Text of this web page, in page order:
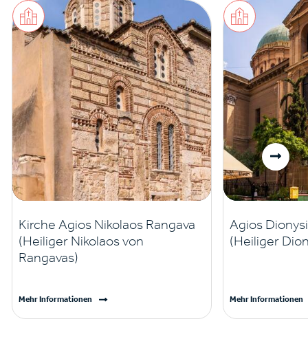
Kirche Agios Nikolaos Rangava
(Heiliger Nikolaos von
Rangavas)
Mehr Informationen
Agios
(Heiliger
Mehr Informationen